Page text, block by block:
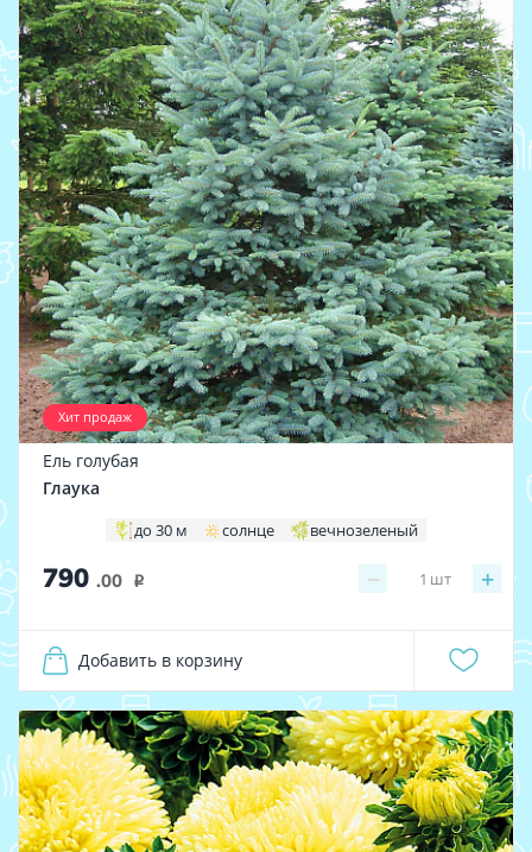
Хит продаж
Ель голубая
Глаука
до 30 м солнце вечнозеленый
790 .00 i − +
1 шт
Добавить в корзину